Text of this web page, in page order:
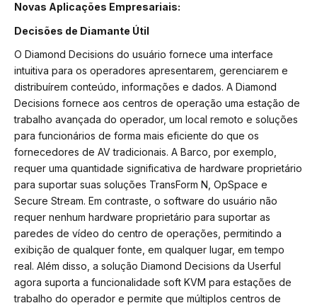
Novas Aplicações Empresariais:
Decisões de Diamante Útil
O Diamond Decisions do usuário fornece uma interface
intuitiva para os operadores apresentarem, gerenciarem e
distribuírem conteúdo, informações e dados. A Diamond
Decisions fornece aos centros de operação uma estação de
trabalho avançada do operador, um local remoto e soluções
para funcionários de forma mais eficiente do que os
fornecedores de AV tradicionais. A Barco, por exemplo,
requer uma quantidade significativa de hardware proprietário
para suportar suas soluções TransForm N, OpSpace e
Secure Stream. Em contraste, o software do usuário não
requer nenhum hardware proprietário para suportar as
paredes de vídeo do centro de operações, permitindo a
exibição de qualquer fonte, em qualquer lugar, em tempo
real. Além disso, a solução Diamond Decisions da Userful
agora suporta a funcionalidade soft KVM para estações de
trabalho do operador e permite que múltiplos centros de